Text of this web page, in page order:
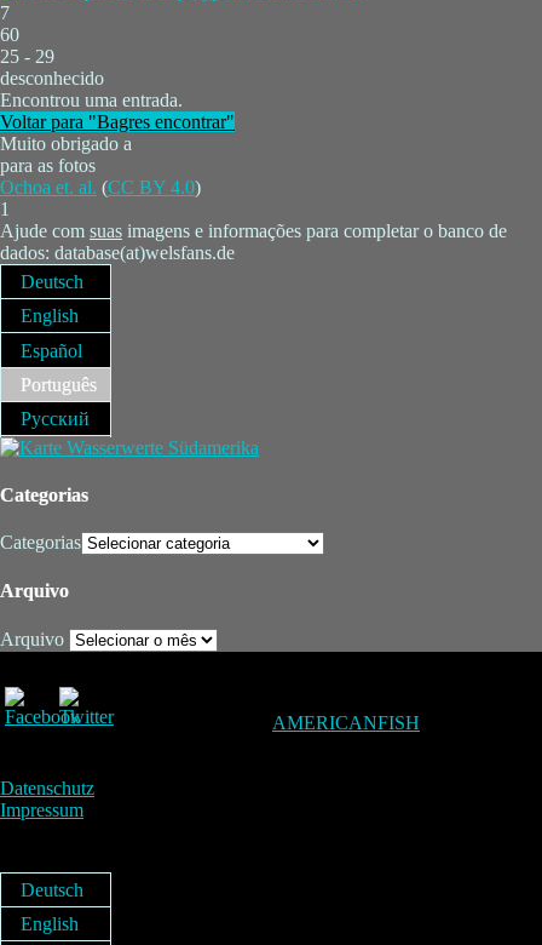
7
60
25 - 29
desconhecido
Encontrou uma entrada.
Voltar para "Bagres encontrar"
Muito obrigado a
para as fotos
Ochoa et. al. (CC BY 4.0)
1
Ajude com suas imagens e informações para completar o banco de
dados: database(at)welsfans.de
Deutsch
English
Español
Português
Русский
Categorias
Categorias
Arquivo
Arquivo
AMERICANFISH
Datenschutz
Impressum
Deutsch
English